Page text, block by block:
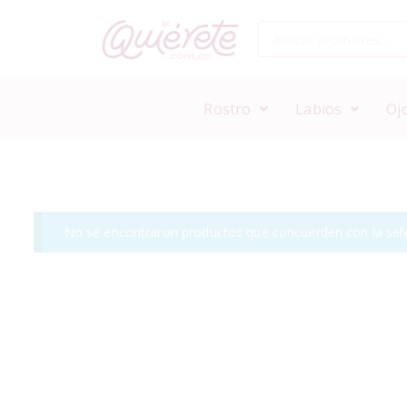
Rostro Labios
No se encontraron productos que concuerden con la